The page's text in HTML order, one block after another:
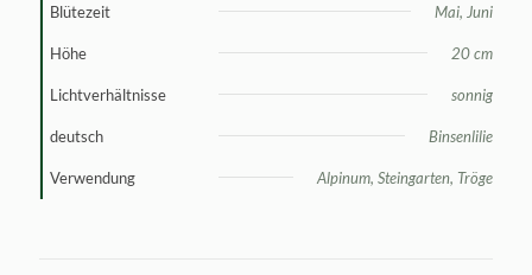
Blütezeit Mai, Juni
Höhe 20 cm
Lichtverhältnisse sonnig
deutsch Binsenlilie
Verwendung Alpinum, Steingarten, Tröge